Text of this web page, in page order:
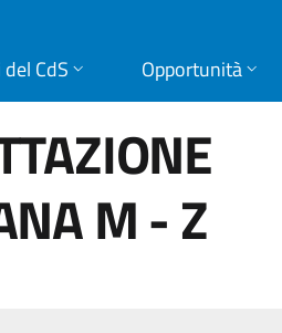
CdS Opportunità
M - Z